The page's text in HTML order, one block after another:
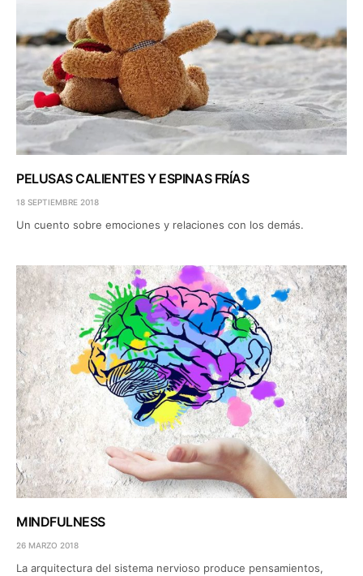
PELUSAS CALIENTES Y ESPINAS FRÍAS
18 SEPTIEMBRE 2018
Un cuento sobre emociones y relaciones con los demás.
MINDFULNESS
26 MARZO 2018
La arquitectura del sistema nervioso produce pensamientos,